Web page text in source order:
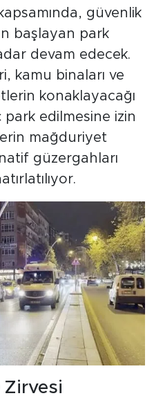
güvenlik
başlayan park
devam edecek.
kamu binaları ve
konaklayacağı
edilmesine izin
mağduriyet
güzergahları
Zirvesi